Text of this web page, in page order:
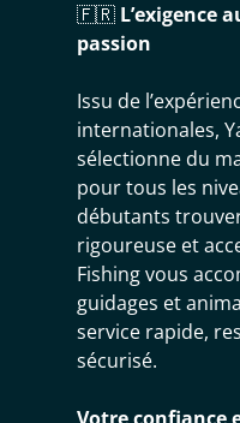
🇫🇷 L’exigence
passion
Issu de
internationales,
sélectionne du
pour tous les
débutants
rigoureuse et
Fishing vous
guidages et
service rapide,
sécurisé.